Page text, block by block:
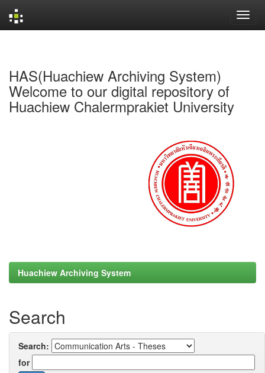
HAS(Huachiew Archiving System)
Welcome to our digital repository of
Huachiew Chalermprakiet University
Huachiew Archiving System
Search
Search:
for